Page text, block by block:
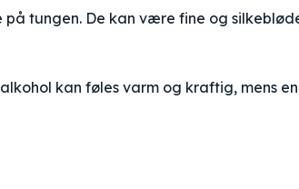
på tungen. De kan være fine og
kan føles varm og kraftig, mens